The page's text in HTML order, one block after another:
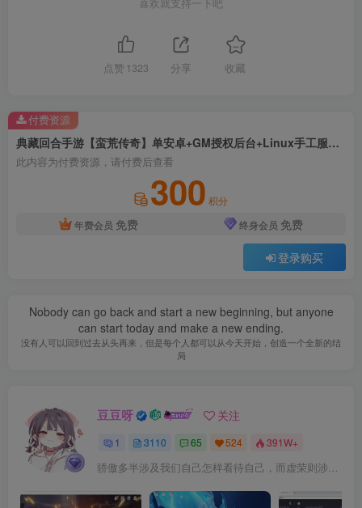
喜欢就支持一下吧
点赞 1323 分享 收藏
典藏回合手游【蛮荒传奇】单安卓+GM授权后台+Linux手工服务端
此内容为付费资源，请付费后查看
300 积分
年费会员 免费 终身会员 免费
登录购买
付费资源
Nobody can go back and start a new beginning, but anyone
can start today and make a new ending.
没有人可以回到过去从头再来，但是每个人都可以从今天开始，创造一个全新的结
局
豆豆呀 关注
1 3110 65 524 391W+
骄傲多半涉及我们自己怎样看待自己，而虚荣则涉及我们想别人怎样看我们